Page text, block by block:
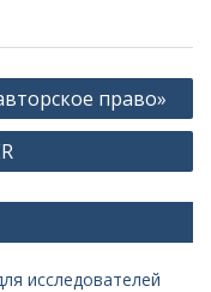
право»
исследователей